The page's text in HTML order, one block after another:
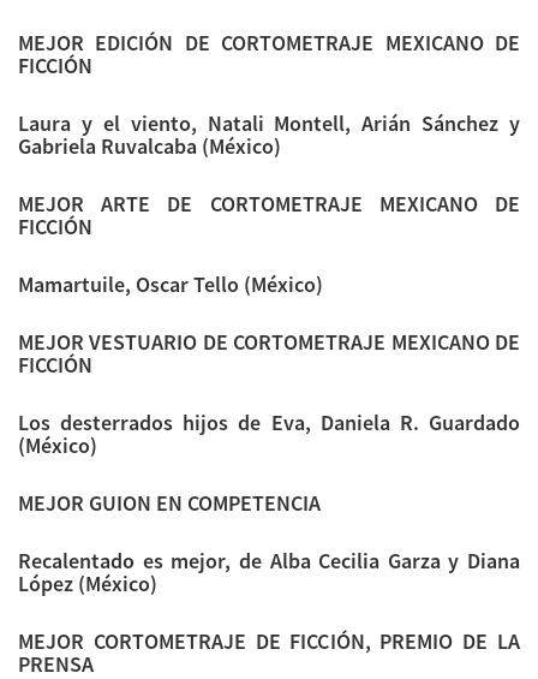
MEJOR EDICIÓN DE CORTOMETRAJE MEXICANO DE
FICCIÓN
Laura y el viento, Natali Montell, Arián Sánchez y
Gabriela Ruvalcaba (México)
MEJOR ARTE DE CORTOMETRAJE MEXICANO DE
FICCIÓN
Mamartuile, Oscar Tello (México)
MEJOR VESTUARIO DE CORTOMETRAJE MEXICANO DE
FICCIÓN
Los desterrados hijos de Eva, Daniela R. Guardado
(México)
MEJOR GUION EN COMPETENCIA
Recalentado es mejor, de Alba Cecilia Garza y Diana
López (México)
MEJOR CORTOMETRAJE DE FICCIÓN, PREMIO DE LA
PRENSA